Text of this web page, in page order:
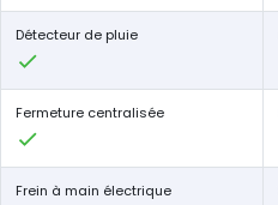
Détecteur de pluie
Fermeture centralisée
Frein à main électrique